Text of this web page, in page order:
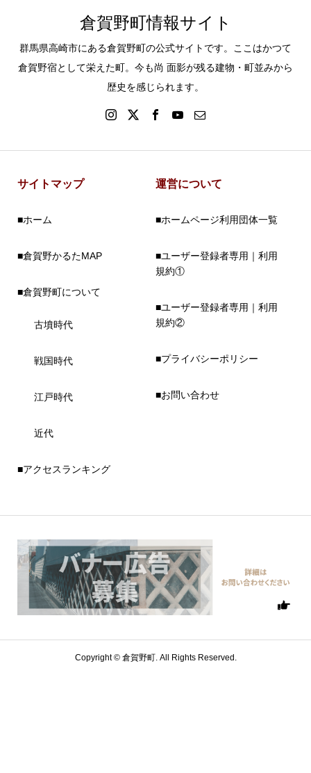
倉賀野町情報サイト
群馬県高崎市にある倉賀野町の公式サイトです。ここはかつて
倉賀野宿として栄えた町。今も尚 面影が残る建物・町並みから
歴史を感じられます。
サイトマップ
■ホーム
■倉賀野かるたMAP
■倉賀野町について
古墳時代
戦国時代
江戸時代
近代
■アクセスランキング
運営について
■ホームページ利用団体一覧
■ユーザー登録者専用｜利用
規約①
■ユーザー登録者専用｜利用
規約②
■プライバシーポリシー
■お問い合わせ
Copyright ©倉賀野町. All Rights Reserved.